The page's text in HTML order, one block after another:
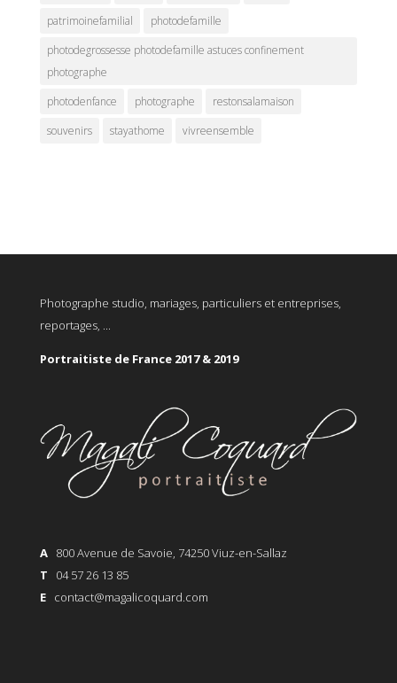
patrimoinefamilial
photodefamille
photodegrossesse photodefamille astuces confinement
photographe
photodenfance
photographe
restonsalamaison
souvenirs
stayathome vivreensemble
Photographe studio, mariages, particuliers et entreprises,
reportages, ...
Portraitiste de France 2017 & 2019
A800 Avenue de Savoie, 74250 Viuz-en-Sallaz
T
04 57 26 13 85
E contact@magalicoquard.com